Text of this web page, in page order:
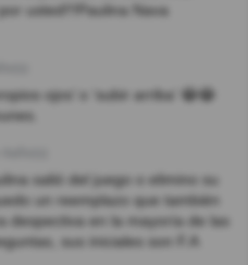
usted!!!Paulina Nava
ojos’ o ‘subir arriba’ 😂😂
salió del juego o elimino su
un reemplazo que también
despectiva en la mayoría de las
sus iniciales son F.A